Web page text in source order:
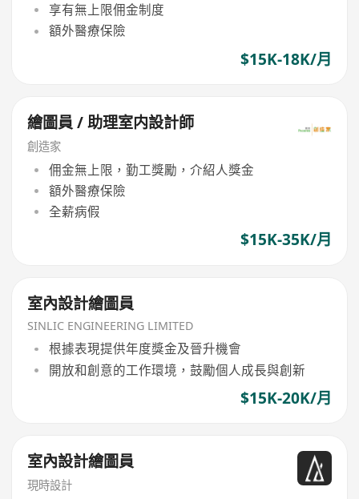
享有無上限佣金制度
額外醫療保險
$15K-18K/月
繪圖員 / 助理室内設計師
創造家
佣金無上限，勤工獎勵，介紹人獎金
額外醫療保險
全薪病假
$15K-35K/月
室內設計繪圖員
SINLIC ENGINEERING LIMITED
根據表現提供年度獎金及晉升機會
開放和創意的工作環境，鼓勵個人成長與創新
$15K-20K/月
室內設計繪圖員
現時設計